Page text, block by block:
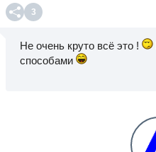
3
Не очень круто всё это !
способами